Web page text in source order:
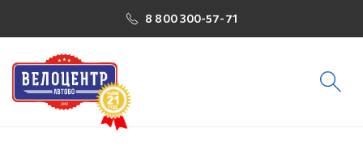
8 800 300-57-71